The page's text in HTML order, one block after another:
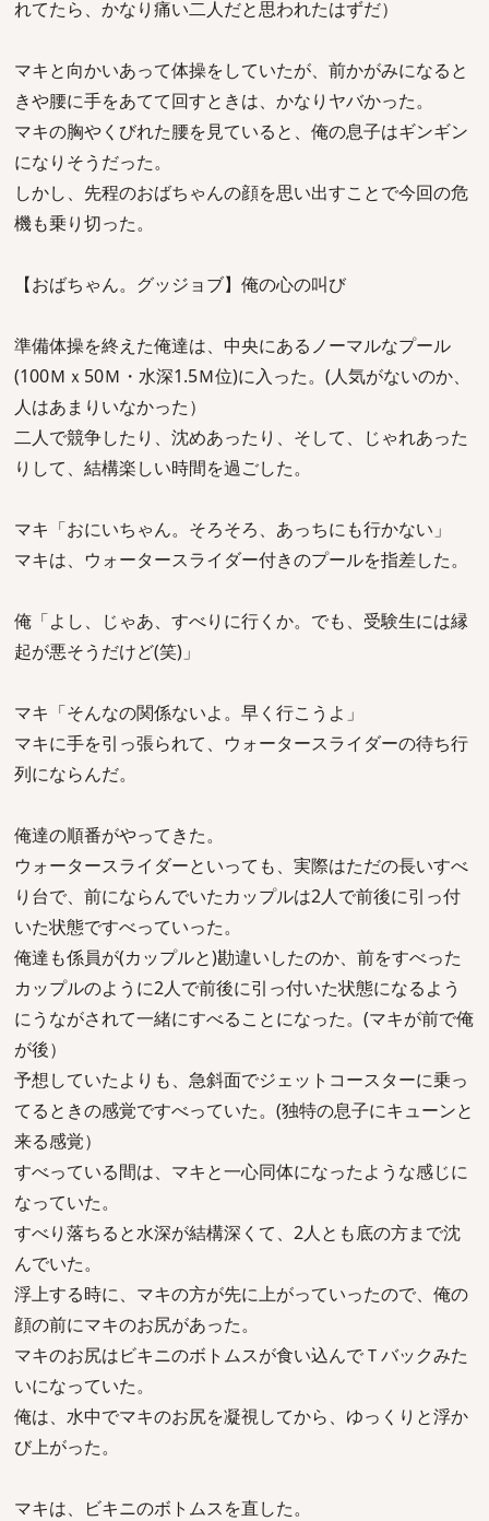
れてたら、かなり痛い二人だと思われたはずだ）
マキと向かいあって体操をしていたが、前かがみになると
きや腰に手をあてて回すときは、かなりヤバかった。
マキの胸やくびれた腰を見ていると、俺の息子はギンギン
になりそうだった。
しかし、先程のおばちゃんの顔を思い出すことで今回の危
機も乗り切った。
【おばちゃん。グッジョブ】俺の心の叫び
準備体操を終えた俺達は、中央にあるノーマルなプール
(100Ｍｘ50Ｍ・水深1.5Ｍ位)に入った。(人気がないのか、
人はあまりいなかった）
二人で競争したり、沈めあったり、そして、じゃれあった
りして、結構楽しい時間を過ごした。
マキ「おにいちゃん。そろそろ、あっちにも行かない」
マキは、ウォータースライダー付きのプールを指差した。
俺「よし、じゃあ、すべりに行くか。でも、受験生には縁
起が悪そうだけど(笑)」
マキ「そんなの関係ないよ。早く行こうよ」
マキに手を引っ張られて、ウォータースライダーの待ち行
列にならんだ。
俺達の順番がやってきた。
ウォータースライダーといっても、実際はただの長いすべ
り台で、前にならんでいたカップルは2人で前後に引っ付
いた状態ですべっていった。
俺達も係員が(カップルと)勘違いしたのか、前をすべった
カップルのように2人で前後に引っ付いた状態になるよう
にうながされて一緒にすべることになった。(マキが前で俺
が後）
予想していたよりも、急斜面でジェットコースターに乗っ
てるときの感覚ですべっていた。(独特の息子にキューンと
来る感覚）
すべっている間は、マキと一心同体になったような感じに
なっていた。
すべり落ちると水深が結構深くて、2人とも底の方まで沈
んでいた。
浮上する時に、マキの方が先に上がっていったので、俺の
顔の前にマキのお尻があった。
マキのお尻はビキニのボトムスが食い込んでＴバックみた
いになっていた。
俺は、水中でマキのお尻を凝視してから、ゆっくりと浮か
び上がった。
マキは、ビキニのボトムスを直した。